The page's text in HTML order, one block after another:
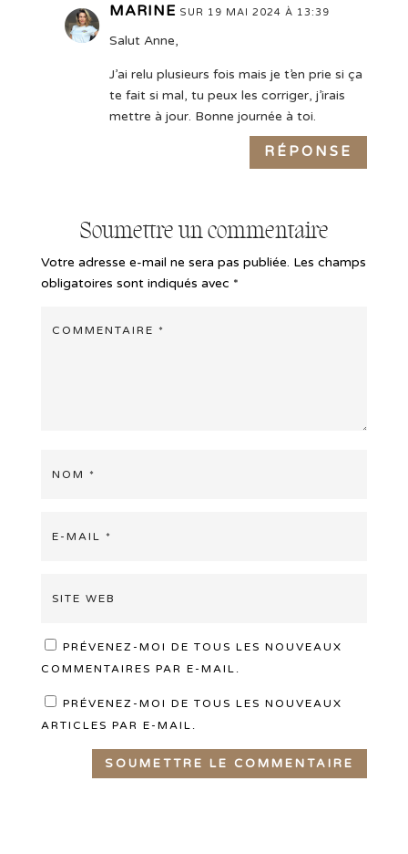
MARINE SUR 19 MAI 2024 À 13:39
Salut Anne,
J’ai relu plusieurs fois mais je t’en prie si ça
te fait si mal, tu peux les corriger, j’irais
mettre à jour. Bonne journée à toi.
RÉPONSE
Soumettre un commentaire
Votre adresse e-mail ne sera pas publiée. Les champs
obligatoires sont indiqués avec *
PRÉVENEZ-MOI DE TOUS LES NOUVEAUX
COMMENTAIRES PAR E-MAIL.
PRÉVENEZ-MOI DE TOUS LES NOUVEAUX
ARTICLES PAR E-MAIL.
SOUMETTRE LE COMMENTAIRE